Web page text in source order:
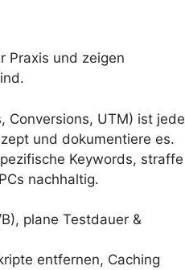
Praxis und zeigen
Conversions, UTM) ist jede
und dokumentiere es.
Keywords, straffe
nachhaltig.
plane Testdauer &
entfernen, Caching